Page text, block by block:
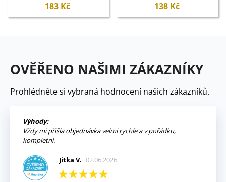
183 Kč 138 Kč
OVĚŘENO NAŠIMI ZÁKAZNÍKY
Prohlédněte si vybraná hodnocení našich zákazníků.
Výhody:
Vždy mi přišla objednávka velmi rychle a v pořádku,
kompletní.
Jitka V. 02.06.2026